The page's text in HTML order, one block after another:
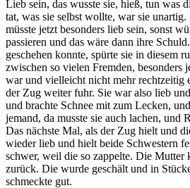
Lieb sein, das wusste sie, hieß, tun was
tat, was sie selbst wollte, war sie
müsste jetzt besonders lieb sein, sonst
passieren und das wäre dann ihre
geschehen konnte, spürte sie in diesem
zwischen so vielen Fremden, besonders
war und vielleicht nicht mehr rechtzeitig
der Zug weiter fuhr. Sie war also lieb
und brachte Schnee mit zum Lecken,
jemand, da musste sie auch lachen, und
Das nächste Mal, als der Zug hielt und
wieder lieb und hielt beide Schwestern
schwer, weil die so zappelte. Die Mutter
zurück. Die wurde geschält und in
schmeckte gut.